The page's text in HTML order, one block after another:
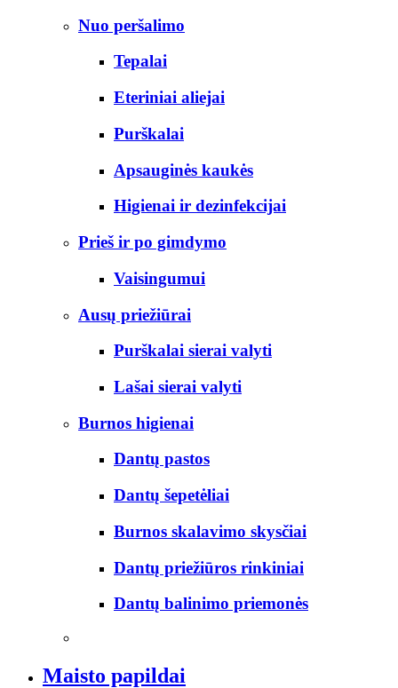
Nuo peršalimo
Tepalai
Eteriniai aliejai
Purškalai
Apsauginės kaukės
Higienai ir dezinfekcijai
Prieš ir po gimdymo
Vaisingumui
Ausų priežiūrai
Purškalai sierai valyti
Lašai sierai valyti
Burnos higienai
Dantų pastos
Dantų šepetėliai
Burnos skalavimo skysčiai
Dantų priežiūros rinkiniai
Dantų balinimo priemonės
Maisto papildai